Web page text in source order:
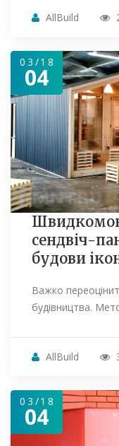
AllBuild
03/18
04
сендвіч-
будови
Важко
будівництва.
AllBuild
03/18
04